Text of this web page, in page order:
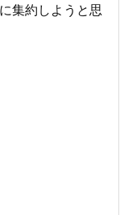
集約しようと思